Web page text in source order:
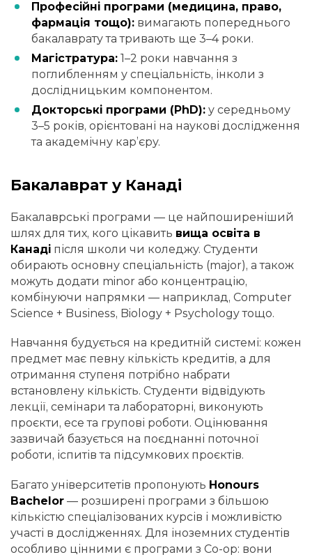
Професійні програми (медицина, право,
фармація тощо): вимагають попереднього
бакалаврату та тривають ще 3–4 роки.
Магістратура: 1–2 роки навчання з
поглибленням у спеціальність, інколи з
дослідницьким компонентом.
Докторські програми (PhD): у середньому
3–5 років, орієнтовані на наукові дослідження
та академічну кар’єру.
Бакалаврат у Канаді
Бакалаврські програми — це найпоширеніший
шлях для тих, кого цікавить вища освіта в
Канаді після школи чи коледжу. Студенти
обирають основну спеціальність (major), а також
можуть додати minor або концентрацію,
комбінуючи напрямки — наприклад, Computer
Science + Business, Biology + Psychology тощо.
Навчання будується на кредитній системі: кожен
предмет має певну кількість кредитів, а для
отримання ступеня потрібно набрати
встановлену кількість. Студенти відвідують
лекції, семінари та лабораторні, виконують
проєкти, есе та групові роботи. Оцінювання
зазвичай базується на поєднанні поточної
роботи, іспитів та підсумкових проєктів.
Багато університетів пропонують Honours
Bachelor — розширені програми з більшою
кількістю спеціалізованих курсів і можливістю
участі в дослідженнях. Для іноземних студентів
особливо цінними є програми з Co-op: вони